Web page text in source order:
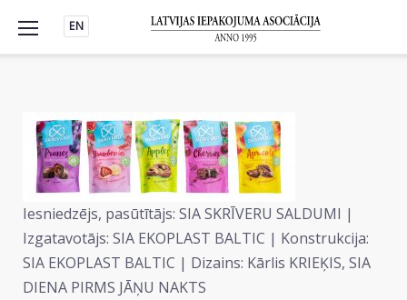
content
EN
Iesniedzējs, pasūtītājs: SIA SKRĪVERU SALDUMI |
Izgatavotājs: SIA EKOPLAST BALTIC | Konstrukcija:
SIA EKOPLAST BALTIC | Dizains: Kārlis KRIEĶIS, SIA
DIENA PIRMS JĀŅU NAKTS